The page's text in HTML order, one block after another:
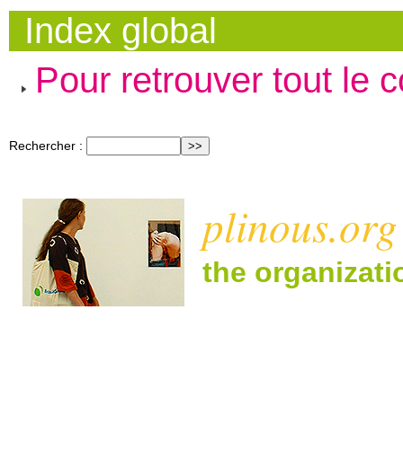
Index global
Pour retrouver tout le
Rechercher :
plinous.org
the